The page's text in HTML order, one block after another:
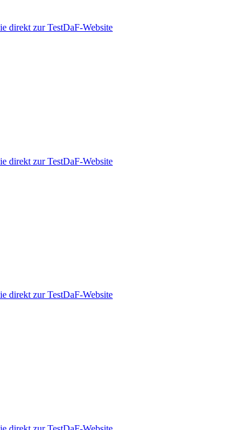
direkt zur TestDaF-Website
direkt zur TestDaF-Website
direkt zur TestDaF-Website